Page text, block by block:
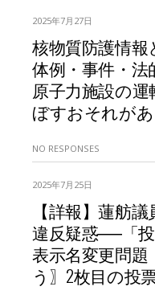
2025年7月27日
核物質防護情
体例・事件・
原子力施設の運
ぼすおそれが
NO RESPONSES
2025年7月25日
【詳報】蓮舫
違反疑惑──「投
表示名変更問
う〗2枚目の投